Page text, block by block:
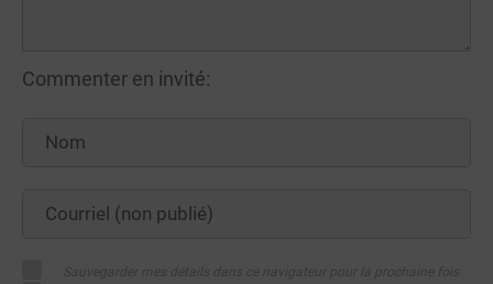
Commenter en invité: